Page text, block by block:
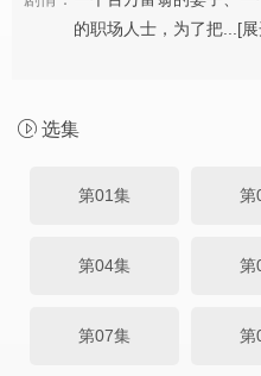
的职场人士，为了把... [
选集
第01集 第
第04集 第
第07集 第